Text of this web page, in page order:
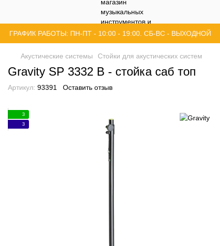
ГРАФИК РАБОТЫ: ПН-ПТ - 10:00 - 19:00. СБ-ВС - ВЫХОДНОЙ
Акустические системы Стойки для акустических систем
Gravity SP 3332 B - стойка саб топ
Артикул: 93391 Оставить отзыв
3
3